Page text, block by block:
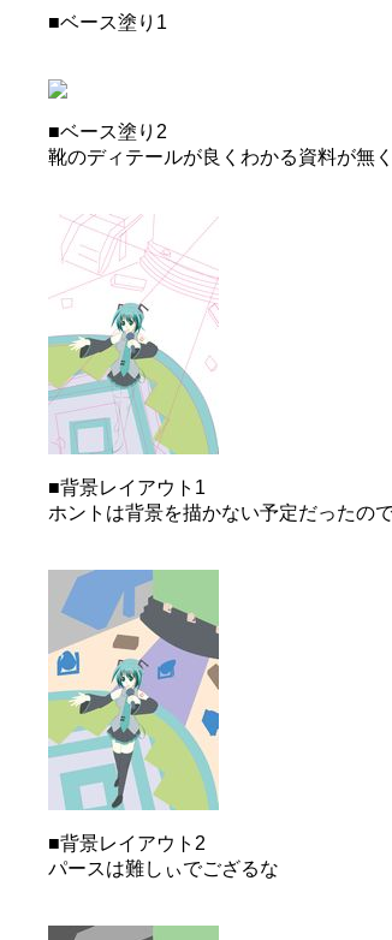
■ベース塗り1
■ベース塗り2
靴のディテールが良くわかる資料が無く
■背景レイアウト1
ホントは背景を描かない予定だったの
■背景レイアウト2
パースは難しぃでござるな